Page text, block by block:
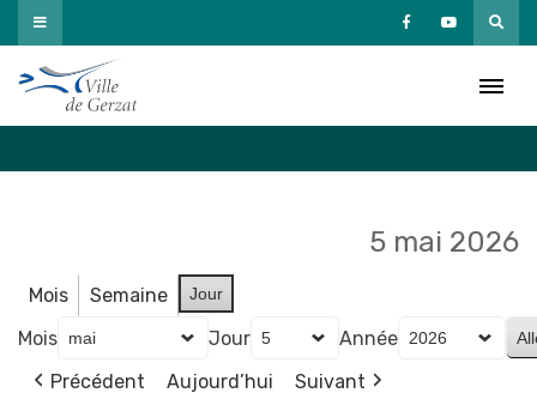
Passer
au
contenu
5 mai 2026
Mois Semaine Jour
Mois Jour
Année
Précédent
Aujourd’hui Suivant